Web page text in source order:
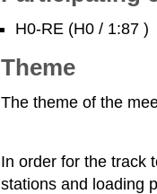
H0-RE (H0 / 1:87 )
Theme
The theme of the
In order for the track
stations and loading